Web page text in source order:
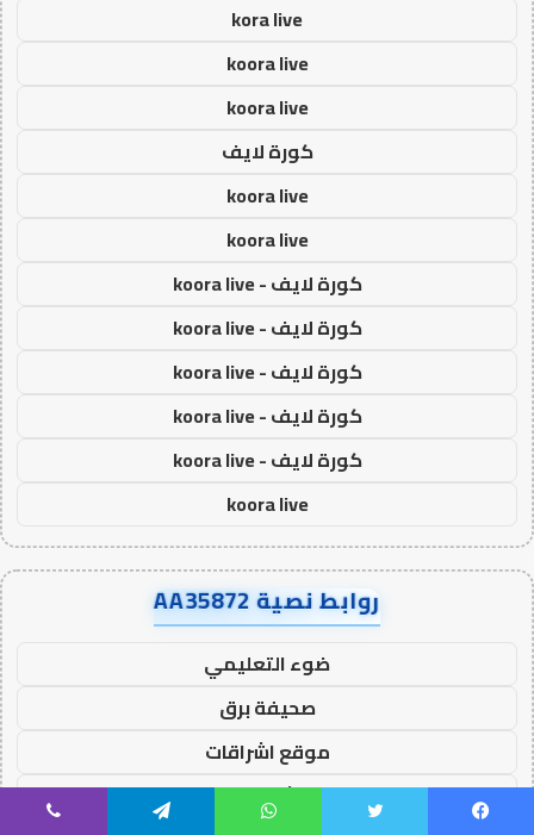
kora live
koora live
koora live
كورة لايف
koora live
koora live
كورة لايف - koora live
كورة لايف - koora live
كورة لايف - koora live
كورة لايف - koora live
كورة لايف - koora live
koora live
روابط نصية AA35872
ضوء التعليمي
صحيفة برق
موقع اشراقات
موقع اشراق اون لاين